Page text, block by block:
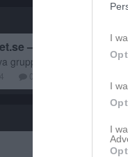
I
I
I
– Här finns viktig